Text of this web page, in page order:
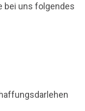
bei uns folgendes